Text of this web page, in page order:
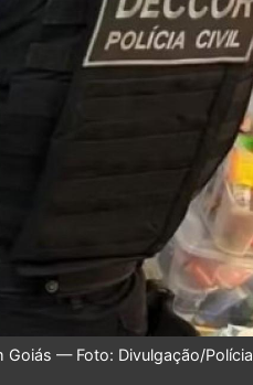
Goiás — Foto: Divulgação/Polícia